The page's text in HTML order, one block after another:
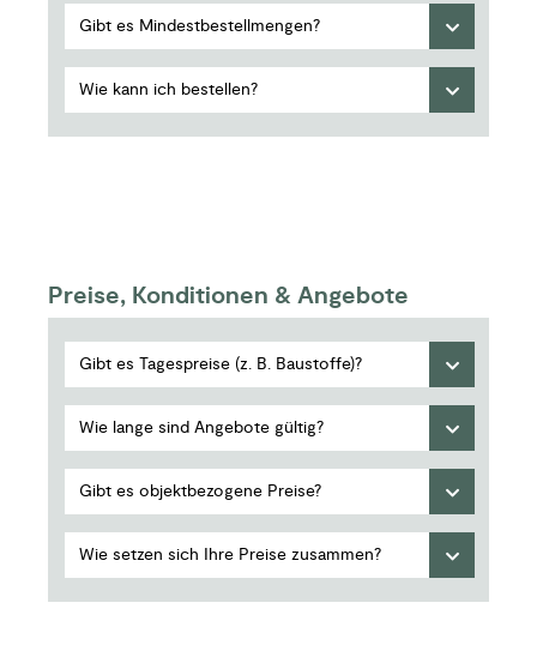
Gibt es Mindestbestellmengen?
Wie kann ich bestellen?
Preise, Konditionen & Angebote
Gibt es Tagespreise (z. B. Baustoffe)?
Wie lange sind Angebote gültig?
Gibt es objektbezogene Preise?
Wie setzen sich Ihre Preise zusammen?